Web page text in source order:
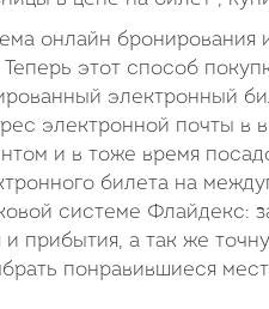
онлайн бронирования
этот способ
электронный
электронной почты в
и в тоже время
билета на
системе Флайдекс:
и прибытия, а так же
понравившиеся